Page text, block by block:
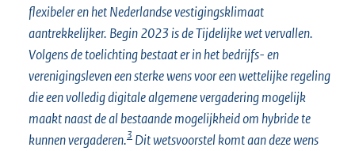
flexibeler en het Nederlandse vestigingsklimaat
aantrekkelijker. Begin 2023 is de Tijdelijke wet vervallen.
Volgens de toelichting bestaat er in het bedrijfs- en
verenigingsleven een sterke wens voor een wettelijke regeling
die een volledig digitale algemene vergadering mogelijk
maakt naast de al bestaande mogelijkheid om hybride te
kunnen vergaderen.3 Dit wetsvoorstel komt aan deze wens